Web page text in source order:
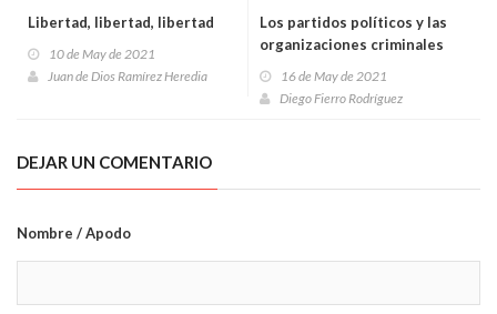
Libertad, libertad, libertad
10 de May de 2021
Juan de Dios Ramírez Heredia
Los partidos políticos y las
organizaciones criminales
16 de May de 2021
Diego Fierro Rodríguez
DEJAR UN COMENTARIO
Nombre / Apodo